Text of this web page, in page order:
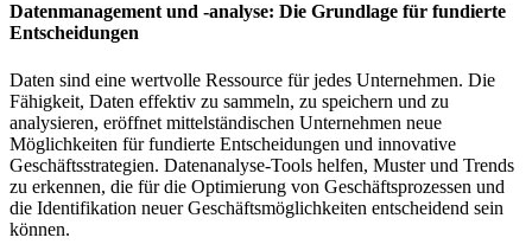
Datenmanagement und -analyse: Die Grundlage für fundierte
Entscheidungen
Daten sind eine wertvolle Ressource für jedes Unternehmen. Die
Fähigkeit, Daten effektiv zu sammeln, zu speichern und zu
analysieren, eröffnet mittelständischen Unternehmen neue
Möglichkeiten für fundierte Entscheidungen und innovative
Geschäftsstrategien. Datenanalyse-Tools helfen, Muster und Trends
zu erkennen, die für die Optimierung von Geschäftsprozessen und
die Identifikation neuer Geschäftsmöglichkeiten entscheidend sein
können.